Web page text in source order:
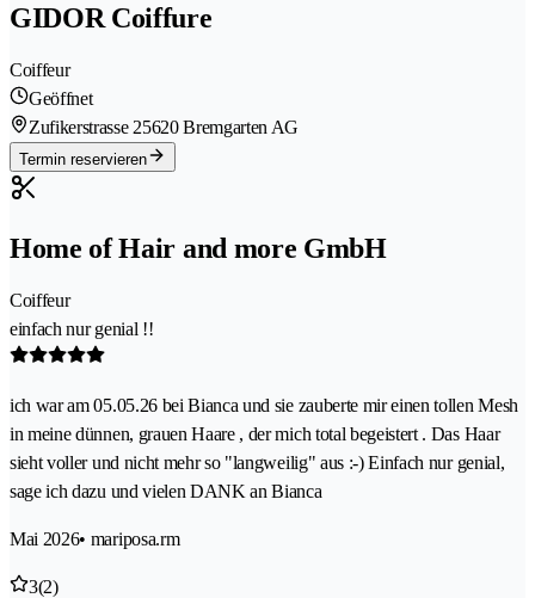
GIDOR Coiffure
Coiffeur
Geöffnet
Zufikerstrasse 25620 Bremgarten AG
Termin reservieren
Home of Hair and more GmbH
Coiffeur
einfach nur genial !!
ich war am 05.05.26 bei Bianca und sie zauberte mir einen tollen Mesh
in meine dünnen, grauen Haare , der mich total begeistert . Das Haar
sieht voller und nicht mehr so "langweilig" aus :-) Einfach nur genial,
sage ich dazu und vielen DANK an Bianca
Mai 2026• mariposa.rm
3(2)